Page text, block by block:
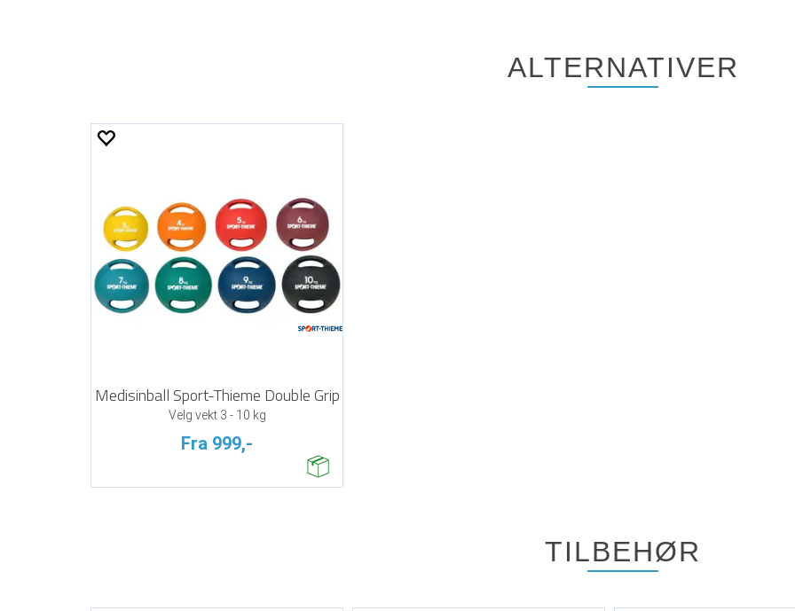
ALTERNATIVER
Medisinball Sport-Thieme Double Grip
Velg vekt 3 - 10 kg
Fra 999,-
TILBEHØR